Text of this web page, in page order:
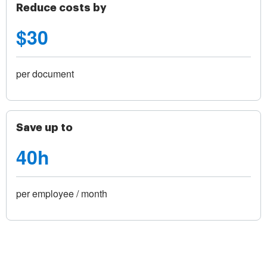
Reduce costs by
$30
per document
Save up to
40h
per employee / month